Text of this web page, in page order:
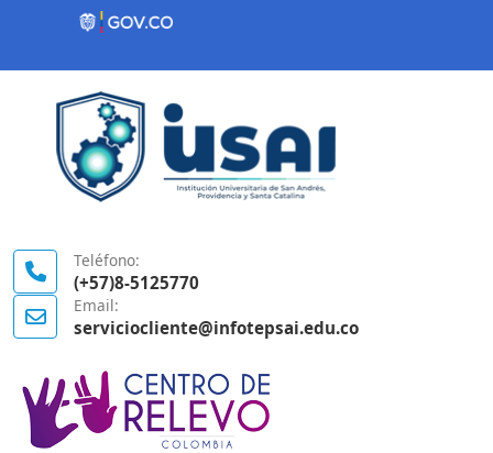
Contenido inicial
Teléfono:
(+57)8-5125770
Email:
serviciocliente@infotepsai.edu.co